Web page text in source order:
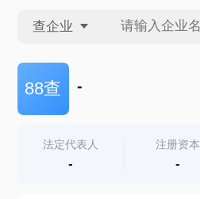
查企业
查企业
查产地
88查 -
法定代表人
-
注册资本
-